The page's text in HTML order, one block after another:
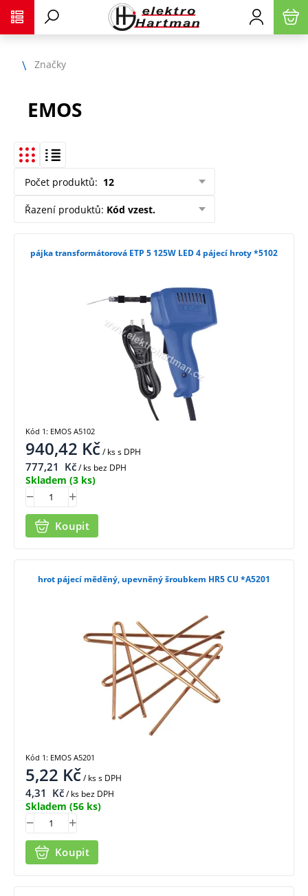
Značky
EMOS
Počet produktů: 12
Řazení produktů: Kód vzest.
pájka transformátorová ETP 5 125W LED 4 pájecí hroty *5102
940,42 Kč/ kss DPH
777,21 Kč/ ks bez DPH
Skladem (3 ks)
Koupit
Kód 1: EMOS A5102
hrot pájecí měděný, upevněný šroubkem HR5 CU *A5201
5,22 Kč/ kss DPH
4,31 Kč/ ks bez DPH
Skladem (56 ks)
Koupit
Kód 1: EMOS A5201